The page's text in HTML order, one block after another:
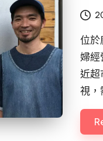
位於
婦經
近超
視，